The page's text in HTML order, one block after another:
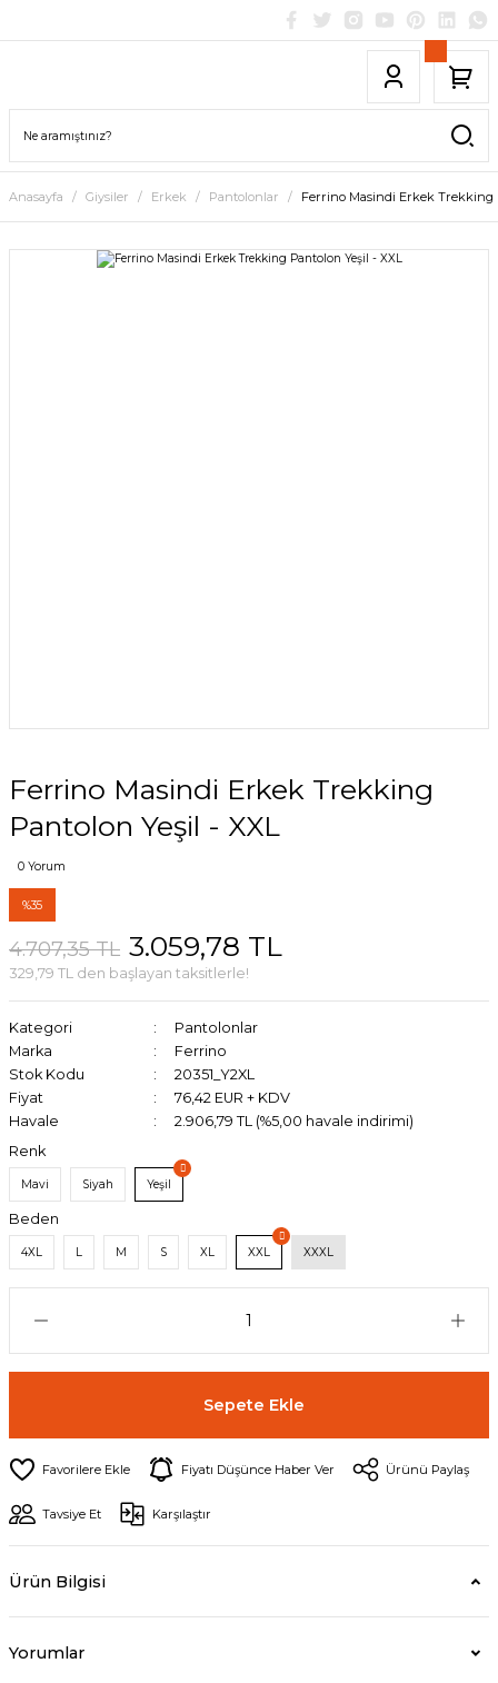
Anasayfa Giysiler Erkek Pantolonlar Ferrino Masindi Erkek Trekking
Ferrino Masindi Erkek Trekking
Pantolon Yeşil - XXL
0 Yorum
%35
4.707,35 TL 3.059,78 TL
329,79 TL den başlayan taksitlerle!
Kategori
Pantolonlar
Marka
Ferrino
Stok Kodu
20351_Y2XL
Fiyat
76,42 EUR + KDV
Havale
2.906,79 TL (%5,00 havale indirimi)
Renk
Mavi Siyah Yeşil
Beden
4XL L M S XL XXL XXXL
Sepete Ekle
Fiyatı Düşünce Haber Ver Ürünü Paylaş
Tavsiye Et Karşılaştır
Ürün Bilgisi
Yorumlar